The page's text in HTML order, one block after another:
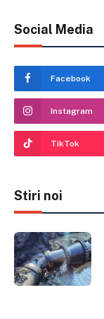
Social Media
Facebook
Instagram
TikTok
Stiri noi